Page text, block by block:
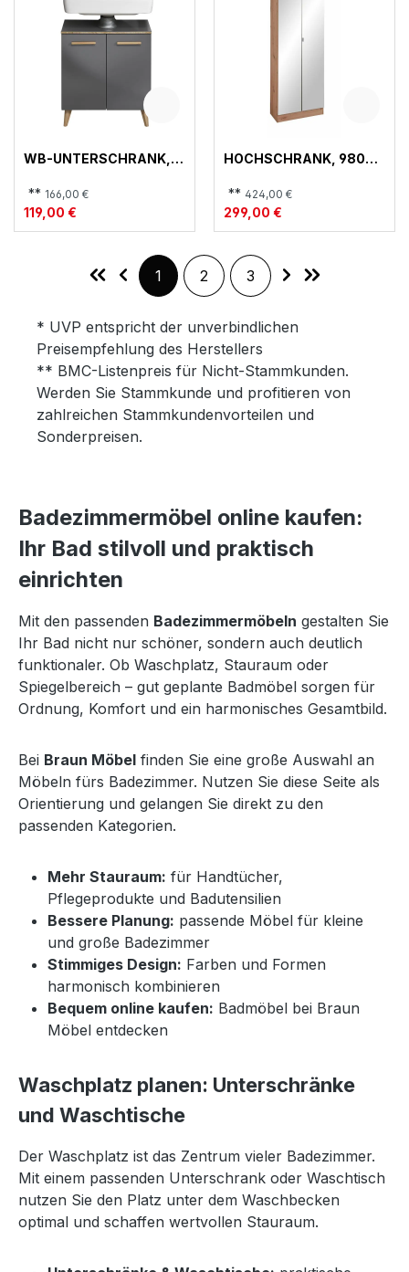
WB-UNTERSCHRANK,
** 166,00 €
119,00 €
HOCHSCHRANK, 980
** 424,00 €
299,00 €
Seite
1 Seite
2 Seite
3
* UVP entspricht der unverbindlichen
Preisempfehlung des Herstellers
** BMC-Listenpreis für Nicht-Stammkunden.
Werden Sie Stammkunde und profitieren von
zahlreichen Stammkundenvorteilen und
Sonderpreisen.
Badezimmermöbel online kaufen:
Ihr Bad stilvoll und praktisch
einrichten
Mit den passenden Badezimmermöbeln gestalten Sie
Ihr Bad nicht nur schöner, sondern auch deutlich
funktionaler. Ob Waschplatz, Stauraum oder
Spiegelbereich – gut geplante Badmöbel sorgen für
Ordnung, Komfort und ein harmonisches Gesamtbild.
Bei Braun Möbel finden Sie eine große Auswahl an
Möbeln fürs Badezimmer. Nutzen Sie diese Seite als
Orientierung und gelangen Sie direkt zu den
passenden Kategorien.
Mehr Stauraum: für Handtücher,
Pflegeprodukte und Badutensilien
Bessere Planung: passende Möbel für kleine
und große Badezimmer
Stimmiges Design: Farben und Formen
harmonisch kombinieren
Bequem online kaufen: Badmöbel bei Braun
Möbel entdecken
Waschplatz planen: Unterschränke
und Waschtische
Der Waschplatz ist das Zentrum vieler Badezimmer.
Mit einem passenden Unterschrank oder Waschtisch
nutzen Sie den Platz unter dem Waschbecken
optimal und schaffen wertvollen Stauraum.